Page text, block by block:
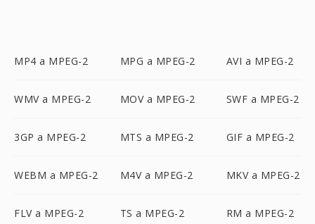
MP4 a MPEG-2 MPG a MPEG-2 AVI a MPEG-2
WMV a MPEG-2 MOV a MPEG-2 SWF a MPEG-2
3GP a MPEG-2 MTS a MPEG-2 GIF a MPEG-2
WEBM a MPEG-2 M4V a MPEG-2 MKV a MPEG-2
FLV a MPEG-2 TS a MPEG-2 RM a MPEG-2